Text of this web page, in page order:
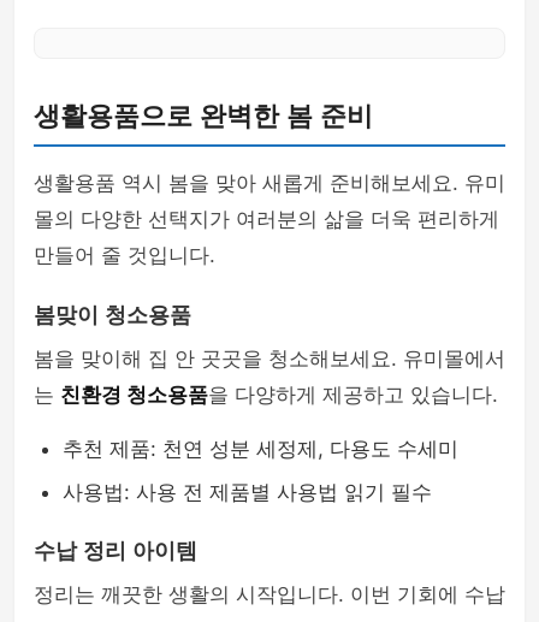
생활용품으로 완벽한 봄 준비
생활용품 역시 봄을 맞아 새롭게 준비해보세요. 유미
몰의 다양한 선택지가 여러분의 삶을 더욱 편리하게
만들어 줄 것입니다.
봄맞이 청소용품
봄을 맞이해 집 안 곳곳을 청소해보세요. 유미몰에서
는 친환경 청소용품을 다양하게 제공하고 있습니다.
추천 제품: 천연 성분 세정제, 다용도 수세미
사용법: 사용 전 제품별 사용법 읽기 필수
수납 정리 아이템
정리는 깨끗한 생활의 시작입니다. 이번 기회에 수납